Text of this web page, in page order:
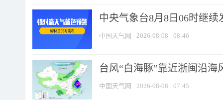
中央气象台8月8日06时继
中国天气网 2026-08-08 08:46
台风“白海豚”靠近浙闽沿
中国天气网 2026-08-08 07:45